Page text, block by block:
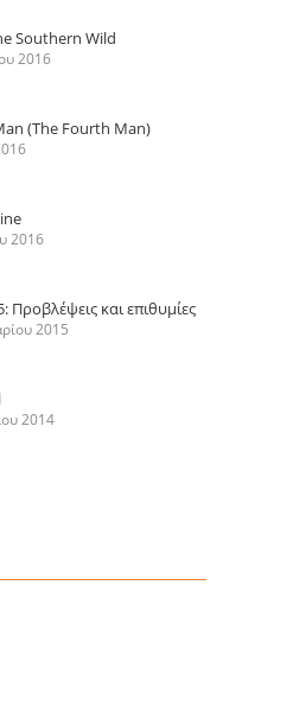
Southern Wild
2016
(The Fourth Man)
2016
Προβλέψεις και επιθυμίες
2015
2014